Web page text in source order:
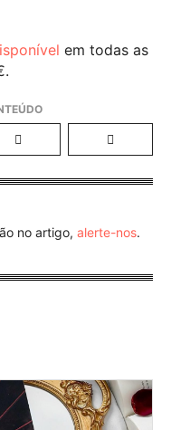
em todas as
no artigo, alerte-nos.